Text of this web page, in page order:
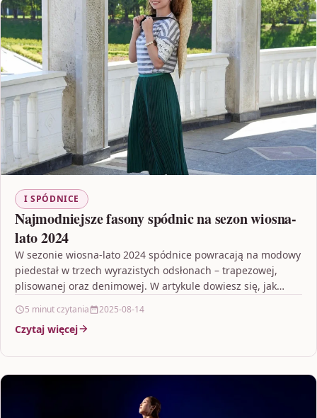
I SPÓDNICE
Najmodniejsze fasony spódnic na sezon wiosna-
lato 2024
W sezonie wiosna-lato 2024 spódnice powracają na modowy
piedestał w trzech wyrazistych odsłonach – trapezowej,
plisowanej oraz denimowej. W artykule dowiesz się, jak
5 minut czytania 2025-08-14
Czytaj więcej